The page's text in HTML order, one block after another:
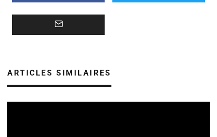
ARTICLES SIMILAIRES